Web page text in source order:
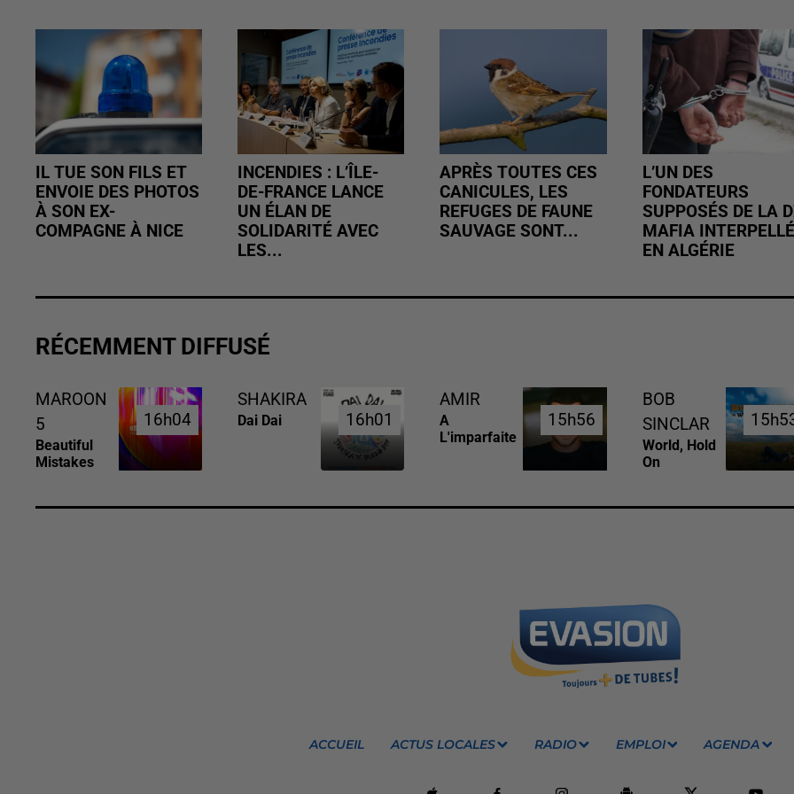
IL TUE SON FILS ET
ENVOIE DES PHOTOS
À SON EX-
COMPAGNE À NICE
INCENDIES : L’ÎLE-
DE-FRANCE LANCE
UN ÉLAN DE
SOLIDARITÉ AVEC
LES...
APRÈS TOUTES CES
CANICULES, LES
REFUGES DE FAUNE
SAUVAGE SONT...
L’UN DES
FONDATEURS
SUPPOSÉS DE LA
MAFIA INTERPELLÉ
EN ALGÉRIE
RÉCEMMENT DIFFUSÉ
MAROON
5
Beautiful
Mistakes
16h04
16h04
SHAKIRA
Dai Dai 16h01
16h01
AMIR
A
L'imparfaite
15h56
15h56
BOB
SINCLAR
World, Hold
On
ACCUEIL ACTUS LOCALES RADIO EMPLOI AGENDA